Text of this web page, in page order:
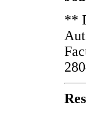
**